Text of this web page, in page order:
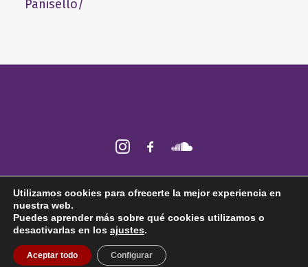
Panisello/
Política decookies
Utilizamos cookies para ofrecerte la mejor experiencia en
nuestra web.
Puedes aprender más sobre qué cookies utilizamos o
desactivarlas en los ajustes.
Aceptar todo Configurar